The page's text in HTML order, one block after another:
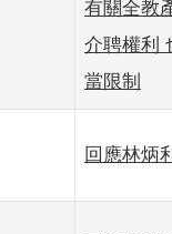
有關全教
介聘權利
當限制
回應林炳